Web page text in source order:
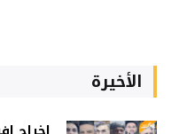
الأخيرة